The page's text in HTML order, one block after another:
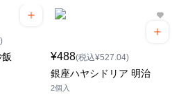
¥488(税込¥527.04)
銀座ハヤシドリア 明治
2個入